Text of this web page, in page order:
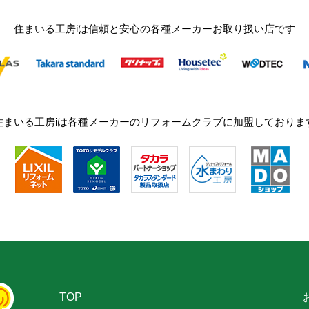
住まいる工房iは信頼と安心の各種メーカーお取り扱い店です
まいる工房iは各種メーカーのリフォームクラブに加盟しておりま
TOP